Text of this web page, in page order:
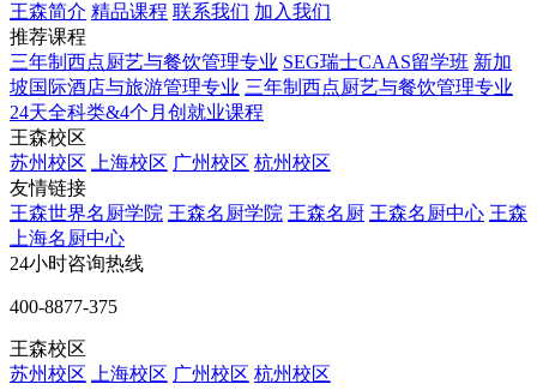
王森简介 精品课程 联系我们 加入我们
推荐课程
三年制西点厨艺与餐饮管理专业 SEG瑞士CAAS留学班 新加
坡国际酒店与旅游管理专业 三年制西点厨艺与餐饮管理专业
24天全科类&4个月创就业课程
王森校区
苏州校区
上海校区 广州校区 杭州校区
友情链接
王森世界名厨学院 王森名厨学院 王森名厨 王森名厨中心 王森
上海名厨中心
24小时咨询热线
400-8877-375
王森校区
苏州校区
上海校区 广州校区 杭州校区